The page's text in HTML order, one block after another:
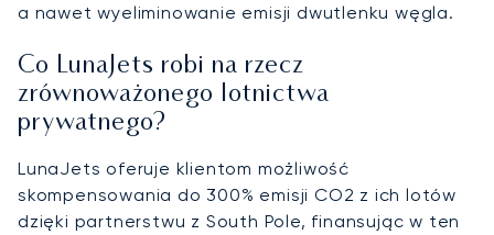
a nawet wyeliminowanie emisji dwutlenku węgla.
Co LunaJets robi na rzecz
zrównoważonego lotnictwa
prywatnego?
LunaJets oferuje klientom możliwość
skompensowania do 300% emisji CO2 z ich lotów
dzięki partnerstwu z South Pole, finansując w ten